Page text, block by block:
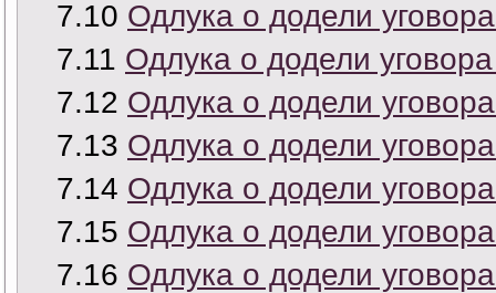
7.10 Одлука о додели
7.11 Одлука о додели
7.12 Одлука о додели
7.13 Одлука о додели
7.14 Одлука о додели
7.15 Одлука о додели
7.16 Одлука о додели